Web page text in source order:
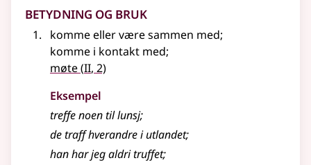
Betydning og bruk
komme eller være sammen med;
komme i kontakt med;
møte(2
II, 2)
Eksempel
treffe noen til lunsj;
de traff hverandre i utlandet;
han har jeg aldri truffet;